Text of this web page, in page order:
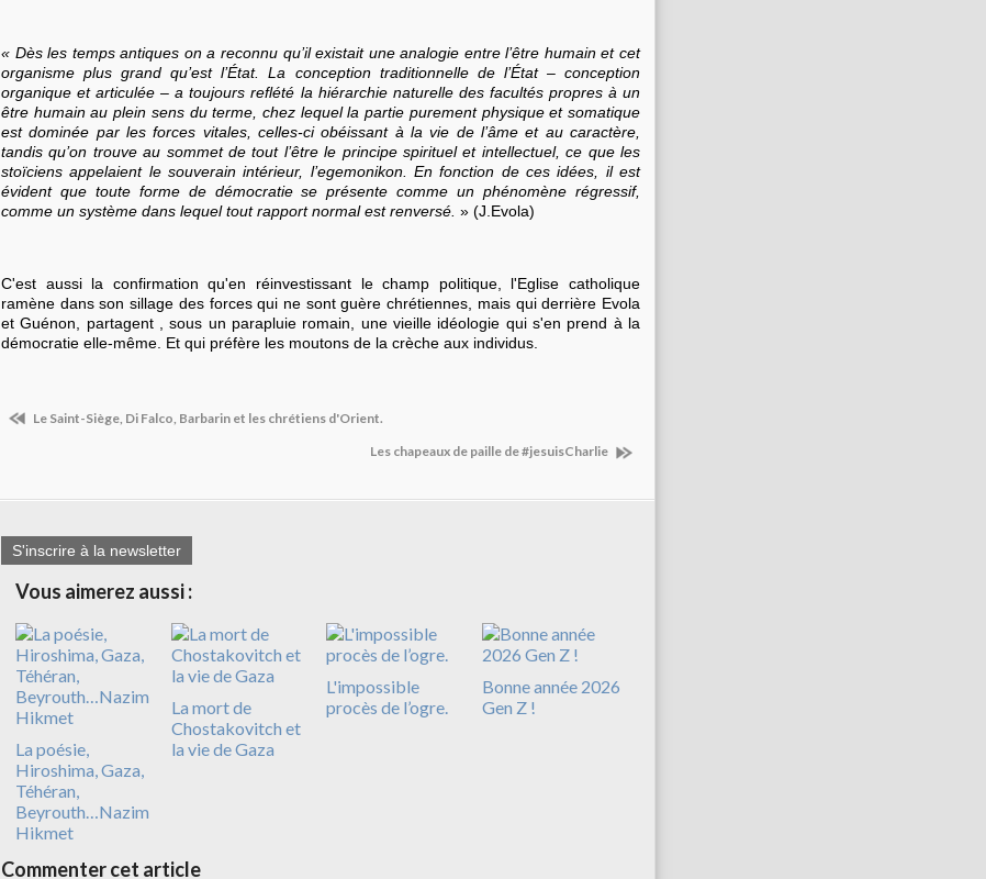
« Dès les temps antiques on a reconnu qu’il existait une analogie entre l’être humain et cet
organisme plus grand qu’est l’État. La conception traditionnelle de l’État – conception
organique et articulée – a toujours reflété la hiérarchie naturelle des facultés propres à un
être humain au plein sens du terme, chez lequel la partie purement physique et somatique
est dominée par les forces vitales, celles-ci obéissant à la vie de l’âme et au caractère,
tandis qu’on trouve au sommet de tout l’être le principe spirituel et intellectuel, ce que les
stoïciens appelaient le souverain intérieur, l’egemonikon. En fonction de ces idées, il est
évident que toute forme de démocratie se présente comme un phénomène régressif,
comme un système dans lequel tout rapport normal est renversé. » (J.Evola)
C'est aussi la confirmation qu'en réinvestissant le champ politique, l'Eglise catholique
ramène dans son sillage des forces qui ne sont guère chrétiennes, mais qui derrière Evola
et Guénon, partagent , sous un parapluie romain, une vieille idéologie qui s'en prend à la
démocratie elle-même. Et qui préfère les moutons de la crèche aux individus.
Le Saint-Siège, Di Falco, Barbarin et les chrétiens d'Orient.
Les chapeaux de paille de #jesuisCharlie
S'inscrire à la newsletter
Vous aimerez aussi :
La poésie,
Hiroshima, Gaza,
Téhéran,
Beyrouth…Nazim
Hikmet
La mort de
Chostakovitch et
la vie de Gaza
L'impossible
procès de l’ogre.
Bonne année 2026
Gen Z !
Commenter cet article